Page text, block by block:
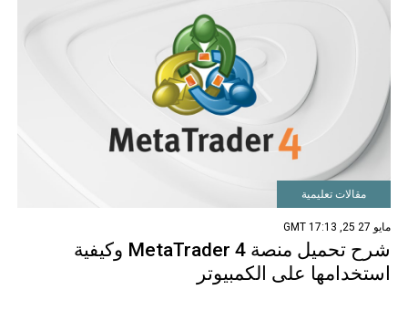
مقالات تعليمية
مايو 27 25, 17:13 GMT
شرح تحميل منصة MetaTrader 4 وكيفية
استخدامها على الكمبيوتر